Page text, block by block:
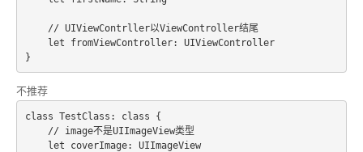
    // UIViewContrller以ViewController结尾
    let fromViewController: UIViewController
不推荐
class TestClass: class {
    // image不是UIImageView类型
    let coverImage: UIImageView